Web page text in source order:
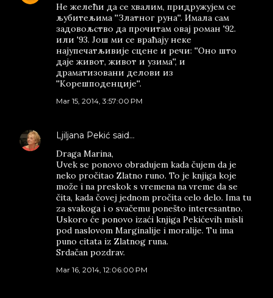
Не желећи да се хвалим, придружујем се
љубитељима ''Златног руна''. Имала сам
задовољство да прочитам овај роман '92.
или '93. Још ми се враћају неке
најупечатљивије сцене и речи: ''Оно што
даје живот, живот и узима'', и
драматизовани делови из
''Корешподенције''.
Mar 15, 2014, 3:57:00 PM
Ljiljana Pekić said…
Draga Marina,
Uvek se ponovo obradujem kada čujem da je
neko pročitao Zlatno runo. To je knjiga koje
može i na preskok s vremena na vreme da se
čita, kada čovej jednom pročita celo delo. Ima tu
za svakoga i o svačemu ponešto interesantno.
Uskoro će ponovo izaći knjiga Pekićevih misli
pod naslovom Marginalije i moralije. Tu ima
puno citata iz Zlatnog runa.
Srdačan pozdrav.
Mar 16, 2014, 12:06:00 PM